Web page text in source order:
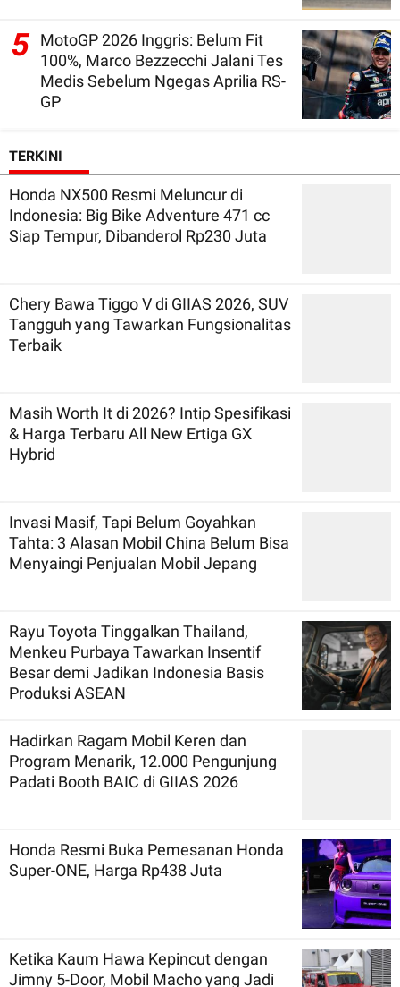
5 MotoGP 2026 Inggris: Belum Fit
100%, Marco Bezzecchi Jalani Tes
Medis Sebelum Ngegas Aprilia RS-
GP
TERKINI
Honda NX500 Resmi Meluncur di
Indonesia: Big Bike Adventure 471 cc
Siap Tempur, Dibanderol Rp230 Juta
Chery Bawa Tiggo V di GIIAS 2026, SUV
Tangguh yang Tawarkan Fungsionalitas
Terbaik
Masih Worth It di 2026? Intip Spesifikasi
& Harga Terbaru All New Ertiga GX
Hybrid
Invasi Masif, Tapi Belum Goyahkan
Tahta: 3 Alasan Mobil China Belum Bisa
Menyaingi Penjualan Mobil Jepang
Rayu Toyota Tinggalkan Thailand,
Menkeu Purbaya Tawarkan Insentif
Besar demi Jadikan Indonesia Basis
Produksi ASEAN
Hadirkan Ragam Mobil Keren dan
Program Menarik, 12.000 Pengunjung
Padati Booth BAIC di GIIAS 2026
Honda Resmi Buka Pemesanan Honda
Super-ONE, Harga Rp438 Juta
Ketika Kaum Hawa Kepincut dengan
Jimny 5-Door, Mobil Macho yang Jadi